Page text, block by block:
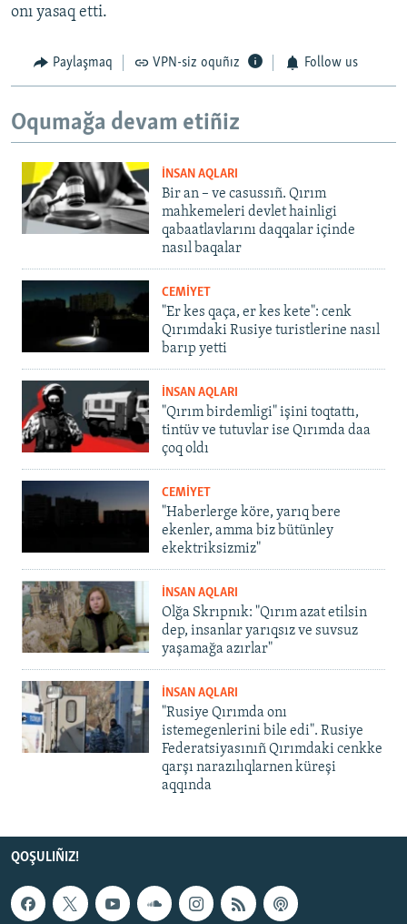
onı yasaq etti.
Paylaşmaq VPN-siz oquñız Follow us
Oqumağa devam etiñiz
İNSAN AQLARI
Bir an – ve casussıñ. Qırım
mahkemeleri devlet hainligi
qabaatlavlarını daqqalar içinde
nasıl baqalar
CEMİYET
"Er kes qaça, er kes kete": cenk
Qırımdaki Rusiye turistlerine nasıl
barıp yetti
İNSAN AQLARI
"Qırım birdemligi" işini toqtattı,
tintüv ve tutuvlar ise Qırımda daa
çoq oldı
CEMİYET
"Haberlerge köre, yarıq bere
ekenler, amma biz bütünley
ekektriksizmiz"
İNSAN AQLARI
Olğa Skrıpnık: "Qırım azat etilsin
dep, insanlar yarıqsız ve suvsuz
yaşamağa azırlar"
İNSAN AQLARI
"Rusiye Qırımda onı
istemegenlerini bile edi". Rusiye
Federatsiyasınıñ Qırımdaki cenkke
qarşı narazılıqlarnen küreşi
aqqında
QOŞULIÑIZ!